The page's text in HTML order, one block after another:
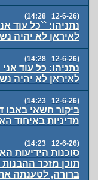
(12-6-26 14:28)
נתניהו: ``כל עוד
לאיראן לא יהיה
(12-6-26 14:28)
נתניהו: כל עוד
לאיראן לא יהיה
(12-6-26 14:23)
ביקור חשאי באבו
מדיניות באיחוד
(12-6-26 14:23)
תוכן מזכר
ברורה, לטענתה את